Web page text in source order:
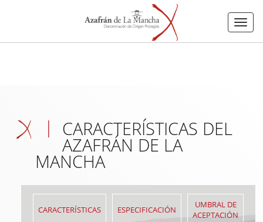
Menu
CARACTERÍSTICAS DEL
AZAFRÁN DE LA
MANCHA
CARACTERÍSTICAS ESPECIFICACIÓN
UMBRAL DE
ACEPTACIÓN